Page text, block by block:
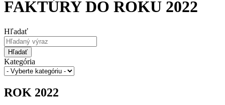
FAKTÚRY DO ROKU 2022
Hľadať
Hľadať
Kategória
ROK 2022